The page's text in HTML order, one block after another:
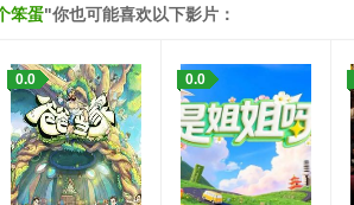
笨蛋"你也可能喜欢以下影片：
0.0 0.0